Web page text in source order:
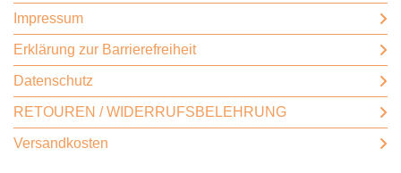
Impressum
Erklärung zur Barrierefreiheit
Datenschutz
RETOUREN / WIDERRUFSBELEHRUNG
Versandkosten